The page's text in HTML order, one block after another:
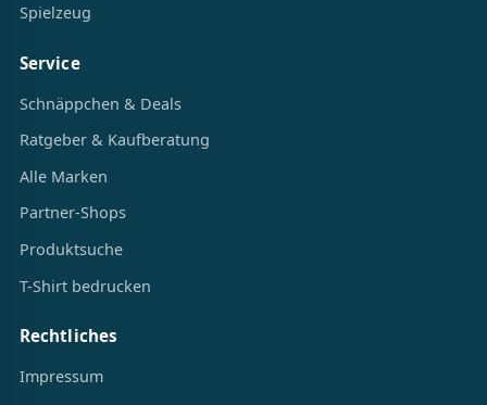
Spielzeug
Service
Schnäppchen & Deals
Ratgeber & Kaufberatung
Alle Marken
Partner-Shops
Produktsuche
T-Shirt bedrucken
Rechtliches
Impressum